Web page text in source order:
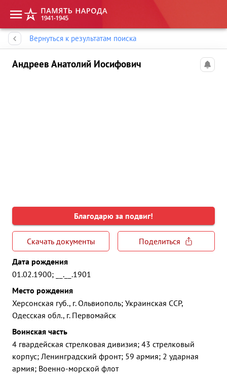
Вернуться к результатам поиска
Андреев Анатолий Иосифович
Благодарю за подвиг!
Скачать документы
Поделиться
Дата рождения
01.02.1900; __.__.1901
Место рождения
Херсонская губ., г. Ольвиополь; Украинская ССР,
Одесская обл., г. Первомайск
Воинская часть
4 гвардейская стрелковая дивизия; 43 стрелковый
корпус; Ленинградский фронт; 59 армия; 2 ударная
армия; Военно-морской флот
Память народа